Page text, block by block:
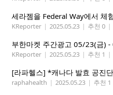
세라젬을 Federal Way에서 체
KReporter | 2025.05.23 | 추천 0 |
부한마켓 주간광고 05/23(금)
KReporter | 2025.05.23 | 추천 1 |
raphahealth | 2025.05.23 | 추천 1